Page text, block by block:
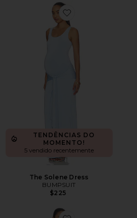
Favorite The Solene Dress
TENDÊNCIAS DO
MOMENTO!
5 vendido recentemente
The Solene Dress
BUMPSUIT
$225